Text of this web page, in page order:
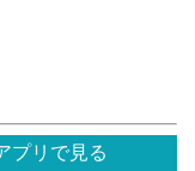
プリで見る